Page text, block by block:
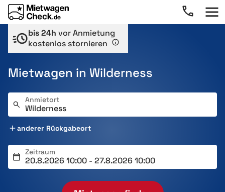
bis 24h vor Anmietung
kostenlos stornieren
Mietwagen in Wilderness
Anmietort
anderer Rückgabeort
Zeitraum